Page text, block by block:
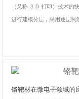
（又称 ３Ｄ 打印）技术的
进行建模分层，采用逐层制
铬靶材在微电子领域的